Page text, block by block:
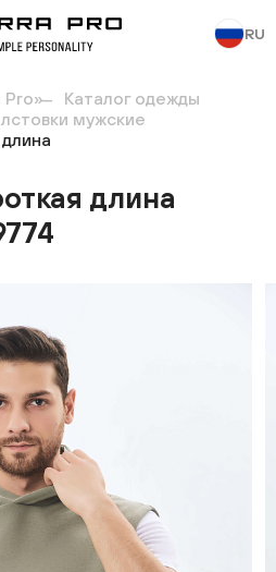
RU
Pro»
Каталог одежды
мужские
длина